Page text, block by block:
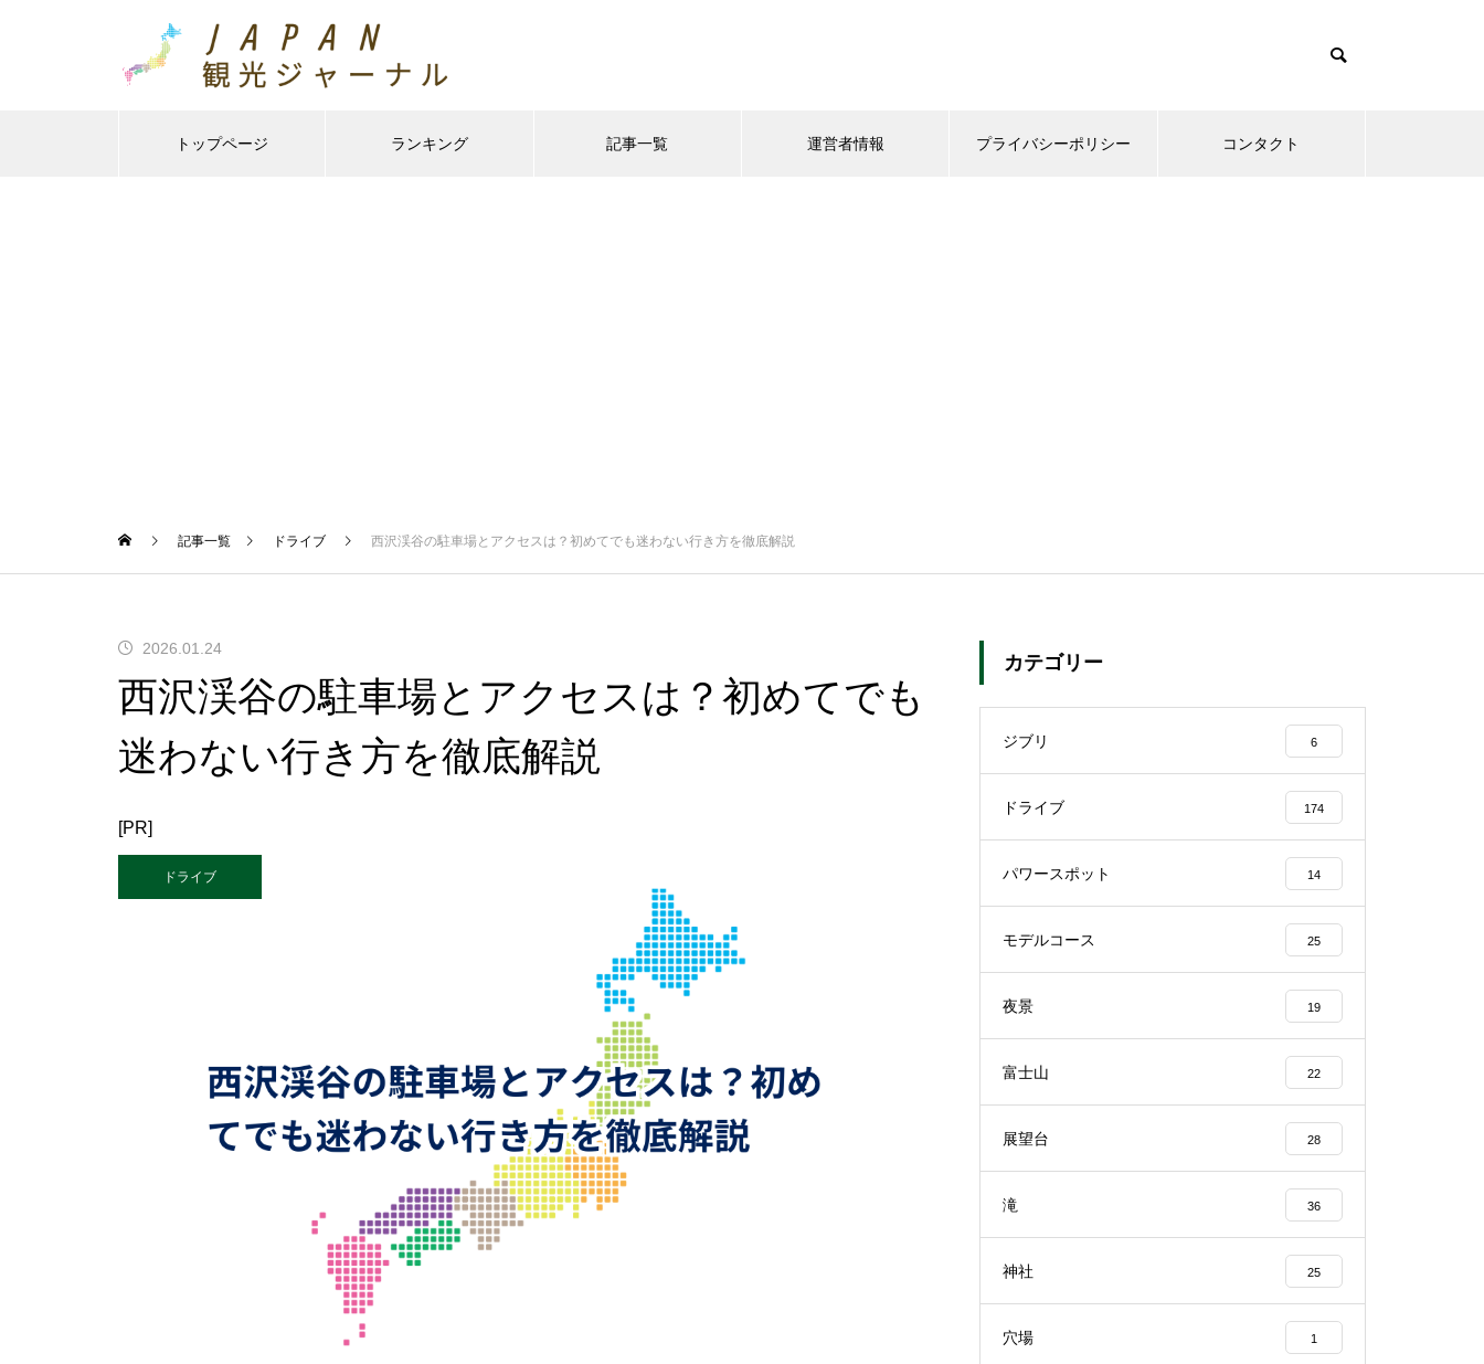
トップページ ランキング 記事一覧 運営者情報 プライバシーポリシー コンタクト
記事一覧 ドライブ 西沢渓谷の駐車場とアクセスは？初めてでも迷わない行き方を徹底解説
2026.01.24
西沢渓谷の駐車場とアクセスは？初めてでも
迷わない行き方を徹底解説
[PR]
ドライブ
カテゴリー
ジブリ 6
ドライブ 174
パワースポット 14
モデルコース 25
夜景 19
富士山 22
展望台 28
滝 36
神社 25
穴場 1